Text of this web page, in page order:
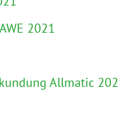
2021
Allmatic